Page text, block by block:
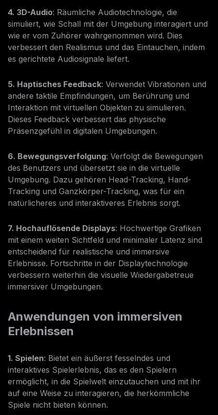
4. 3D-Audio: Räumliche Audiotechnologie, die
simuliert, wie Schall mit der Umgebung interagiert und
wie er vom Zuhörer wahrgenommen wird. Dies
verbessert den Realismus und das Eintauchen, indem
es gerichtete Audiosignale liefert.
5. Haptisches Feedback: Verwendet Vibrationen und
andere taktile Empfindungen, um Berührung und
Interaktion mit virtuellen Objekten zu simulieren.
Dieses Feedback verbessert das physische
Präsenzgefühl in digitalen Umgebungen.
6. Bewegungsverfolgung: Verfolgt die Bewegungen
des Benutzers und übersetzt sie in die virtuelle
Umgebung. Dazu gehören Head-Tracking, Hand-
Tracking und Ganzkörper-Tracking, was für ein
natürlicheres und interaktiveres Erlebnis sorgt.
7. Hochauflösende Displays: Hochwertige Grafiken
mit einem weiten Sichtfeld und minimaler Latenz sind
entscheidend für realistische und immersive
Erlebnisse. Fortschritte in der Displaytechnologie
verbessern weiterhin die visuelle Wiedergabetreue
immersiver Umgebungen.
Anwendungen von immersiven
Erlebnissen
1. Spielen: Bietet ein äußerst fesselndes und
interaktives Spielerlebnis, das es den Spielern
ermöglicht, in die Spielwelt einzutauchen und mit ihr
auf eine Weise zu interagieren, die herkömmliche
Spiele nicht bieten können.